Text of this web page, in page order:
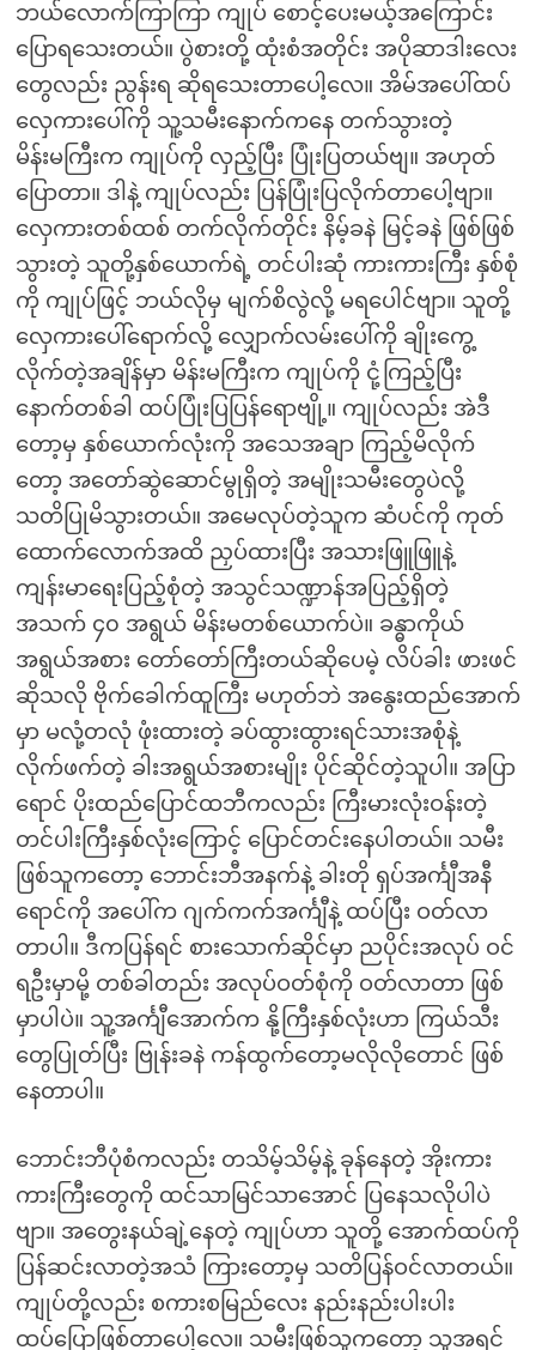
ဘယ်လောက်ကြာကြာ ကျုပ် စောင့်ပေးမယ့်အကြောင်း
ပြောရသေးတယ်။ ပွဲစားတို့ ထုံးစံအတိုင်း အပိုဆာဒါးလေး
တွေလည်း ညွန်းရ ဆိုရသေးတာပေါ့လေ။ အိမ်အပေါ်ထပ်
လှေကားပေါ်ကို သူ့သမီးနောက်ကနေ တက်သွားတဲ့
မိန်းမကြီးက ကျုပ်ကို လှည့်ပြီး ပြုံးပြတယ်ဗျ။ အဟုတ်
ပြောတာ။ ဒါနဲ့ ကျုပ်လည်း ပြန်ပြုံးပြလိုက်တာပေါ့ဗျာ။
လှေကားတစ်ထစ် တက်လိုက်တိုင်း နိမ့်ခနဲ မြင့်ခနဲ ဖြစ်ဖြစ်
သွားတဲ့ သူတို့နှစ်ယောက်ရဲ့ တင်ပါးဆုံ ကားကားကြီး နှစ်စုံ
ကို ကျုပ်ဖြင့် ဘယ်လိုမှ မျက်စိလွဲလို့ မရပေါင်ဗျာ။ သူတို့
လှေကားပေါ်ရောက်လို့ လျှောက်လမ်းပေါ်ကို ချိုးကွေ့
လိုက်တဲ့အချိန်မှာ မိန်းမကြီးက ကျုပ်ကို ငုံ့ကြည့်ပြီး
နောက်တစ်ခါ ထပ်ပြုံးပြပြန်ရောဗျို့။ ကျုပ်လည်း အဲဒီ
တော့မှ နှစ်ယောက်လုံးကို အသေအချာ ကြည့်မိလိုက်
တော့ အတော်ဆွဲဆောင်မွုရှိတဲ့ အမျိုးသမီးတွေပဲလို့
သတိပြုမိသွားတယ်။ အမေလုပ်တဲ့သူက ဆံပင်ကို ကုတ်
ထောက်လောက်အထိ ညှပ်ထားပြီး အသားဖြူဖြူနဲ့
ကျန်းမာရေးပြည့်စုံတဲ့ အသွင်သဏ္ဍာန်အပြည့်ရှိတဲ့
အသက် ၄၀ အရွယ် မိန်းမတစ်ယောက်ပဲ။ ခန္ဓာကိုယ်
အရွယ်အစား တော်တော်ကြီးတယ်ဆိုပေမဲ့ လိပ်ခါး ဖားဖင်
ဆိုသလို ဗိုက်ခေါက်ထူကြီး မဟုတ်ဘဲ အနွေးထည်အောက်
မှာ မလုံ့တလုံ ဖုံးထားတဲ့ ခပ်ထွားထွားရင်သားအစုံနဲ့
လိုက်ဖက်တဲ့ ခါးအရွယ်အစားမျိုး ပိုင်ဆိုင်တဲ့သူပါ။ အပြာ
ရောင် ပိုးထည်ပြောင်ထဘီကလည်း ကြီးမားလုံးဝန်းတဲ့
တင်ပါးကြီးနှစ်လုံးကြောင့် ပြောင်တင်းနေပါတယ်။ သမီး
ဖြစ်သူကတော့ ဘောင်းဘီအနက်နဲ့ ခါးတို ရှပ်အင်္ကျီအနီ
ရောင်ကို အပေါ်က ဂျက်ကက်အင်္ကျီနဲ့ ထပ်ပြီး ဝတ်လာ
တာပါ။ ဒီကပြန်ရင် စားသောက်ဆိုင်မှာ ညပိုင်းအလုပ် ဝင်
ရဦးမှာမို့ တစ်ခါတည်း အလုပ်ဝတ်စုံကို ဝတ်လာတာ ဖြစ်
မှာပါပဲ။ သူ့အင်္ကျီအောက်က နို့ကြီးနှစ်လုံးဟာ ကြယ်သီး
တွေပြုတ်ပြီး ဗြုန်းခနဲ ကန်ထွက်တော့မလိုလိုတောင် ဖြစ်
နေတာပါ။
ဘောင်းဘီပုံစံကလည်း တသိမ့်သိမ့်နဲ့ ခုန်နေတဲ့ အိုးကား
ကားကြီးတွေကို ထင်သာမြင်သာအောင် ပြနေသလိုပါပဲ
ဗျာ။ အတွေးနယ်ချဲ့နေတဲ့ ကျုပ်ဟာ သူတို့ အောက်ထပ်ကို
ပြန်ဆင်းလာတဲ့အသံ ကြားတော့မှ သတိပြန်ဝင်လာတယ်။
ကျုပ်တို့လည်း စကားစမြည်လေး နည်းနည်းပါးပါး
ထပ်ပြောဖြစ်တာပေါ့လေ။ သမီးဖြစ်သူကတော့ သူအရင်